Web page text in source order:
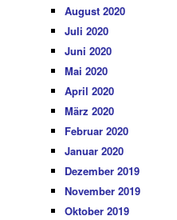
August 2020
Juli 2020
Juni 2020
Mai 2020
April 2020
März 2020
Februar 2020
Januar 2020
Dezember 2019
November 2019
Oktober 2019